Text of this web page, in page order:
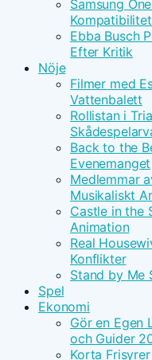
Samsung
Ebba Busch
Efter Kritik
Nöje
Filmer med
Vattenbalett
Rollistan i
Back to the
Evenemanget
Medlemmar
Musikaliskt
Castle in the
Animation
Real
Konflikter
Stand by Me
Spel
Ekonomi
Gör en Egen
och Guider
Korta